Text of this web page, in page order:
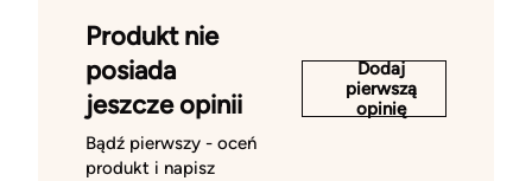
Produkt nie
posiada
jeszcze opinii
Bądź pierwszy - oceń
produkt i napisz
Dodaj
pierwszą
opinię